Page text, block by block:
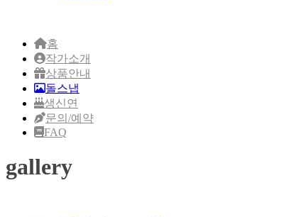
홈
작가소개
상품안내
돌스냅
생신연
문의/예약
FAQ
gallery